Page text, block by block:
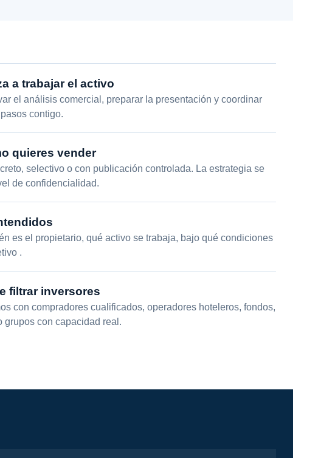
a trabajar el activo
el análisis comercial, preparar la presentación y coordinar
contigo.
quieres vender
selectivo o con publicación controlada. La estrategia se
de confidencialidad.
es el propietario, qué activo se trabaja, bajo qué condiciones
.
filtrar inversores
con compradores cualificados, operadores hoteleros, fondos,
grupos con capacidad real.